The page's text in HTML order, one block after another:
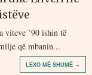
viteve ’90 ishin të
që mbanin...
LEXO MË SHUMË →